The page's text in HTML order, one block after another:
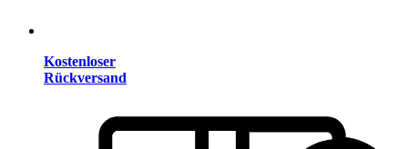
Kostenloser
Rückversand